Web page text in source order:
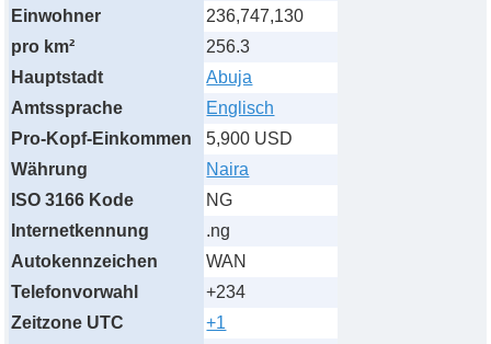
Einwohner
236,747,130
pro km²
256.3
Hauptstadt
Abuja
Amtssprache
Englisch
Pro-Kopf-Einkommen
5,900 USD
Währung
Naira
ISO 3166 Kode
NG
Internetkennung
.ng
Autokennzeichen
WAN
Telefonvorwahl
+234
Zeitzone UTC
+1